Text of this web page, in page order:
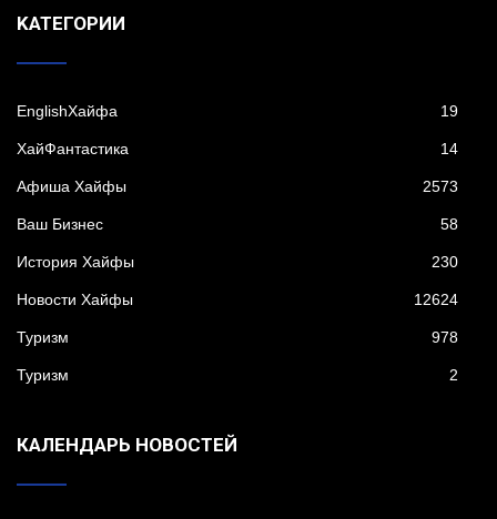
KАТЕГОРИИ
EnglishХайфа 19
XайФантастика 14
Афиша Хайфы 2573
Ваш Бизнес 58
История Хайфы 230
Новости Хайфы 12624
Туризм 978
Туризм 2
КАЛЕНДАРЬ НОВОСТЕЙ